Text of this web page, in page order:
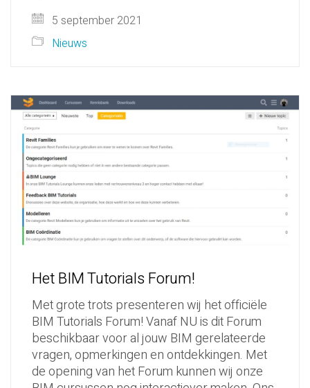
5 september 2021
Nieuws
Het BIM Tutorials Forum!
Met grote trots presenteren wij het officiële
BIM Tutorials Forum! Vanaf NU is dit Forum
beschikbaar voor al jouw BIM gerelateerde
vragen, opmerkingen en ontdekkingen. Met
de opening van het Forum kunnen wij onze